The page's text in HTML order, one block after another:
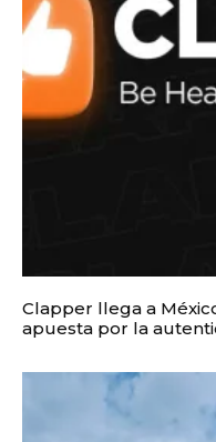
Clapper llega a
apuesta por la